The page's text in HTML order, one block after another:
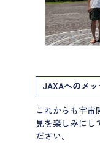
JAXAへのメ
これからも宇宙
見を楽しみにし
ださい。